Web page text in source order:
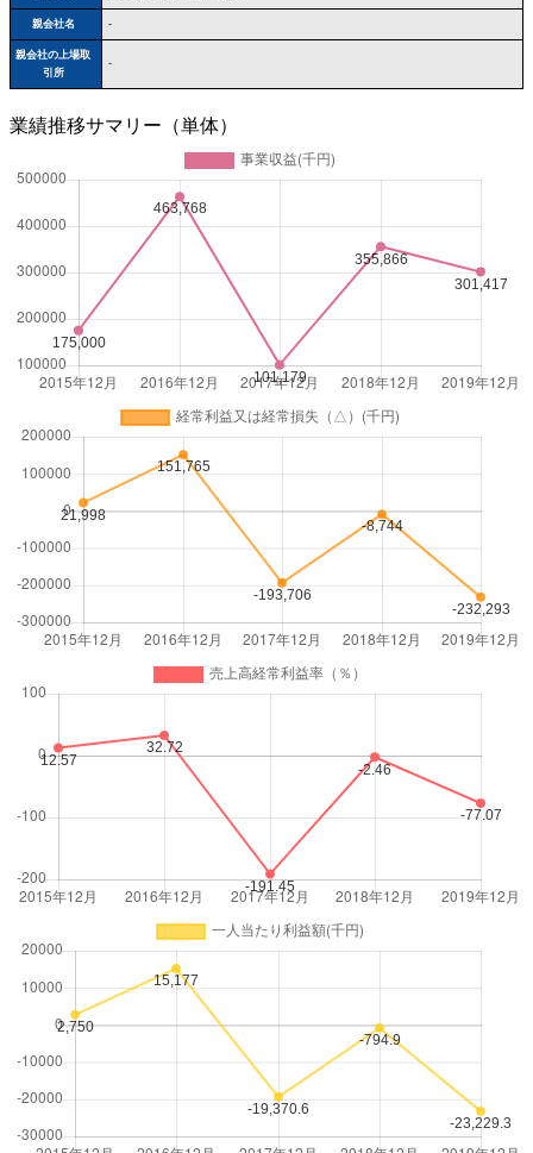
親会社名 -
親会社の上場取
引所
-
業績推移サマリー（単体）